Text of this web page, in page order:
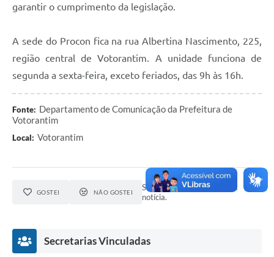
garantir o cumprimento da legislação.
A sede do Procon fica na rua Albertina Nascimento, 225,
região central de Votorantim. A unidade funciona de
segunda a sexta-feira, exceto feriados, das 9h às 16h.
Fonte: Departamento de Comunicação da Prefeitura de
Votorantim
Local: Votorantim
GOSTEI NÃO GOSTEI
Seja o primeiro a curtir esta
notícia.
Secretarias Vinculadas